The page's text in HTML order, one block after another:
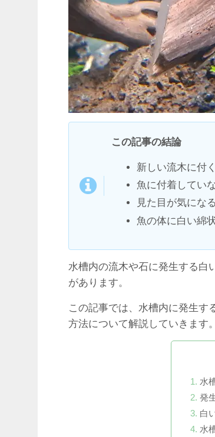
この記事の結論
新しい流木に付
魚に付着してい
見た目が気にな
魚の体に白い綿
水槽内の流木や石に発生する白
があります。
この記事では、水槽内に発生す
方法について解説していきます。
水
発
白
水